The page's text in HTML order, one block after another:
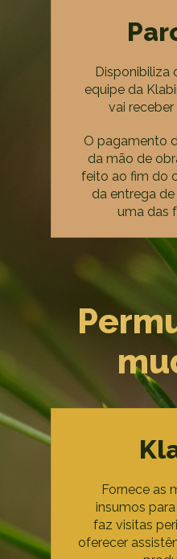
Disponibiliza
equipe da
vai
O pagamento
da mão de
feito ao fim do
da entrega
uma das
Fornece as
insumos
faz visitas
oferecer